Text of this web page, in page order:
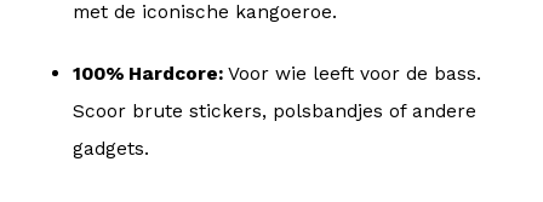
met de iconische kangoeroe.
100% Hardcore: Voor wie leeft voor de bass.
Scoor brute stickers, polsbandjes of andere
gadgets.